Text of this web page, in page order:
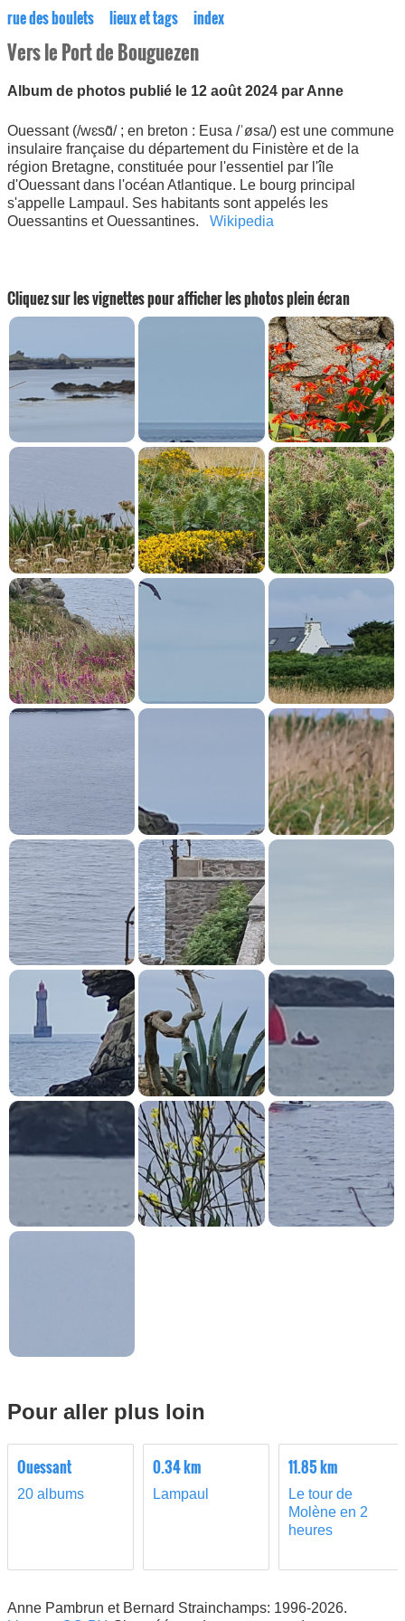
rue des boulets lieux et tags index
Vers le Port de Bouguezen
Album de photos publié le 12 août 2024 par Anne
Ouessant (/wɛsɑ̃/ ; en breton : Eusa /ˈøsa/) est une commune
insulaire française du département du Finistère et de la
région Bretagne, constituée pour l'essentiel par l'île
d'Ouessant dans l'océan Atlantique. Le bourg principal
s'appelle Lampaul. Ses habitants sont appelés les
Ouessantins et Ouessantines. Wikipedia
Cliquez sur les vignettes pour afficher les photos plein écran
Pour aller plus loin
Ouessant
20 albums
0.34 km
Lampaul
11.85 km
Le tour de
Molène en 2
heures
Anne Pambrun et Bernard Strainchamps: 1996-2026.